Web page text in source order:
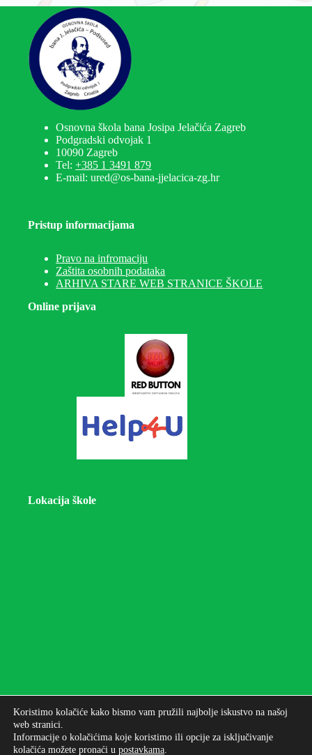
Osnovna škola bana Josipa Jelačića Zagreb
Podgradski odvojak 1
10090 Zagreb
Tel:+385 1 3491 879
E-mail: ured@os-bana-jjelacica-zg.hr
Pristup informacijama
Pravo na infromaciju
Zaštita osobnih podataka
ARHIVA STARE WEB STRANICE ŠKOLE
Online prijava
Lokacija škole
Koristimo kolačiće kako bismo vam pružili najbolje iskustvo na našoj
web stranici.
Informacije o kolačićima koje koristimo ili opcije za isključivanje
kolačića možete pronaći u postavkama.